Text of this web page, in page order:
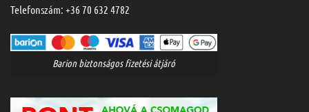
Telefonszám: +36 70 632 4782
Barion biztonságos fizetési átjáró